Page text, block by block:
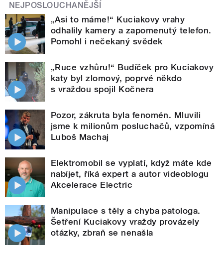
NEJPOSLOUCHANĚJŠÍ
„Asi to máme!“ Kuciakovy vrahy
odhalily kamery a zapomenutý telefon.
Pomohl i nečekaný svědek
„Ruce vzhůru!“ Budíček pro Kuciakovy
katy byl zlomový, poprvé někdo
s vraždou spojil Kočnera
Pozor, zákruta byla fenomén. Mluvili
jsme k milionům posluchačů, vzpomíná
Luboš Machaj
Elektromobil se vyplatí, když máte kde
nabíjet, říká expert a autor videoblogu
Akcelerace Electric
Manipulace s těly a chyba patologa.
Šetření Kuciakovy vraždy provázely
otázky, zbraň se nenašla